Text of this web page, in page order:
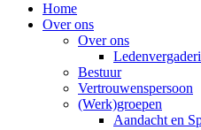
Home
Over ons
Over ons
Bestuur
Vertrouwenspersoon
(Werk)groepen
Aandacht en